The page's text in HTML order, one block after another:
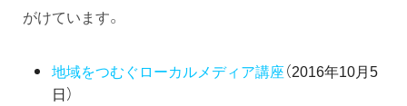
がけています。
地域をつむぐローカルメディア講座（2016年10月5
日）